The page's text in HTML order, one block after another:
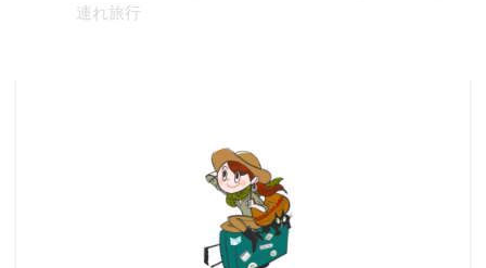
連れ旅行